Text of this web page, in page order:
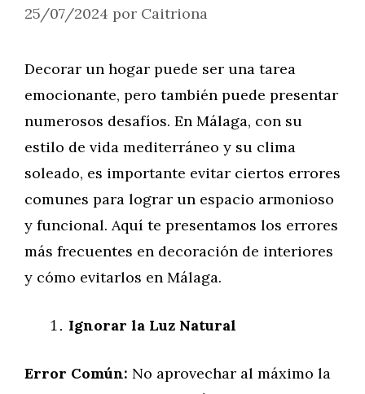
25/07/2024 por Caitriona
Decorar un hogar puede ser una tarea
emocionante, pero también puede presentar
numerosos desafíos. En Málaga, con su
estilo de vida mediterráneo y su clima
soleado, es importante evitar ciertos errores
comunes para lograr un espacio armonioso
y funcional. Aquí te presentamos los errores
más frecuentes en decoración de interiores
y cómo evitarlos en Málaga.
Ignorar la Luz Natural
Error Común: No aprovechar al máximo la